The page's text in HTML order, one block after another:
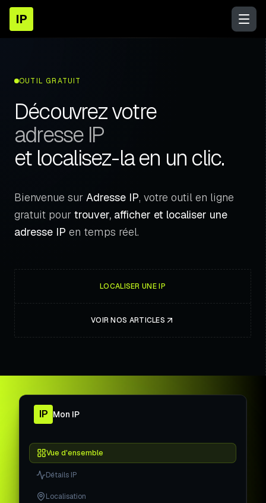
IP
OUTIL GRATUIT
Découvrez votre
adresse IP
et localisez-la en un clic.
Bienvenue sur Adresse IP, votre outil en ligne
gratuit pour trouver, afficher et localiser une
adresse IP en temps réel.
LOCALISER UNE IP
VOIR NOS ARTICLES
IP Mon IP
Vue d'ensemble
Détails IP
Localisation